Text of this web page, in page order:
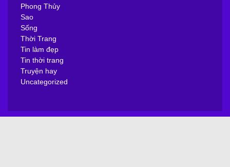
Phong Thủy
Sao
Sống
Thời Trang
Tin làm đẹp
Tin thời trang
Truyện hay
Uncategorized